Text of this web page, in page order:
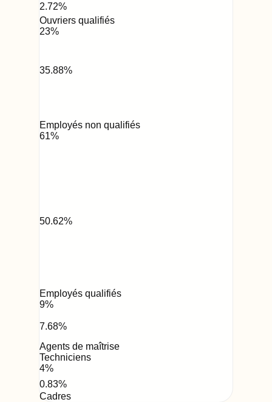
2.72%
Ouvriers qualifiés
23%
35.88%
Employés non qualifiés
61%
50.62%
Employés qualifiés
9%
7.68%
Agents de maîtrise
Techniciens
4%
0.83%
Cadres